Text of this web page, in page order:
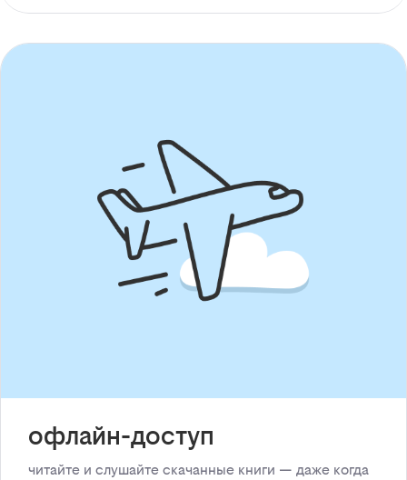
офлайн-доступ
читайте и слушайте скачанные книги — даже когда